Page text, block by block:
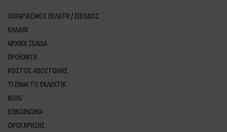
ΛΟΓΑΡΙΑΣΜΟΣ ΠΕΛΑΤΗ / ΕΙΣΟΔΟΣ
ΚΑΛΑΘΙ
ΑΡΧΙΚΗ ΣΕΛΙΔΑ
ΠΡΟΪΟΝΤΑ
ΚΟΣΤΟΣ ΑΠΟΣΤΟΛΗΣ
ΤΙ ΕΙΝΑΙ ΤΟ ΕΚΛΕΚΤΙΚ
BLOG
ΕΠΙΚΟΙΝΩΝΙΑ
ΟΡΟΙ ΧΡΗΣΗΣ